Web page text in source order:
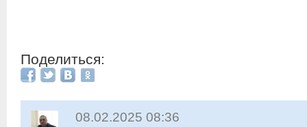
Поделиться:
08.02.2025 08:36